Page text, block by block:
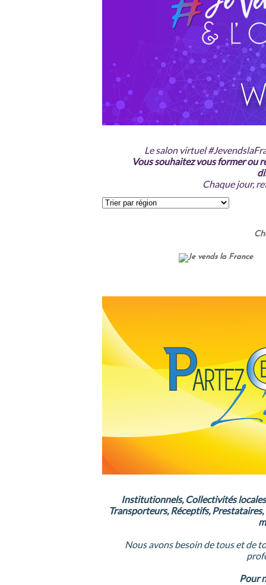
Le salon virtuel
Vous souhaitez vous former ou
Chaque jour,
Institutionnels, Collectivités
Transporteurs, Réceptifs,
Nous avons besoin de tous et de
Pour